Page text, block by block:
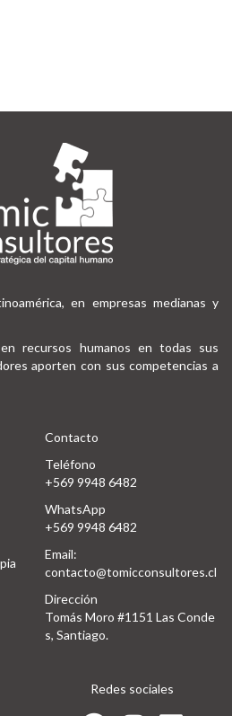
en empresas medianas y
recursos humanos en todas sus
aporten con sus competencias a
Contacto
Teléfono
+569 9948 6482
WhatsApp
+569 9948 6482
Email:
contacto@tomicconsultores.cl
Dirección
Tomás Moro #1151 Las Conde
s, Santiago.
Redes sociales